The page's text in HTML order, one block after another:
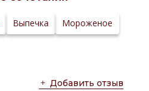
Выпечка
Мороженое
Добавить отзыв